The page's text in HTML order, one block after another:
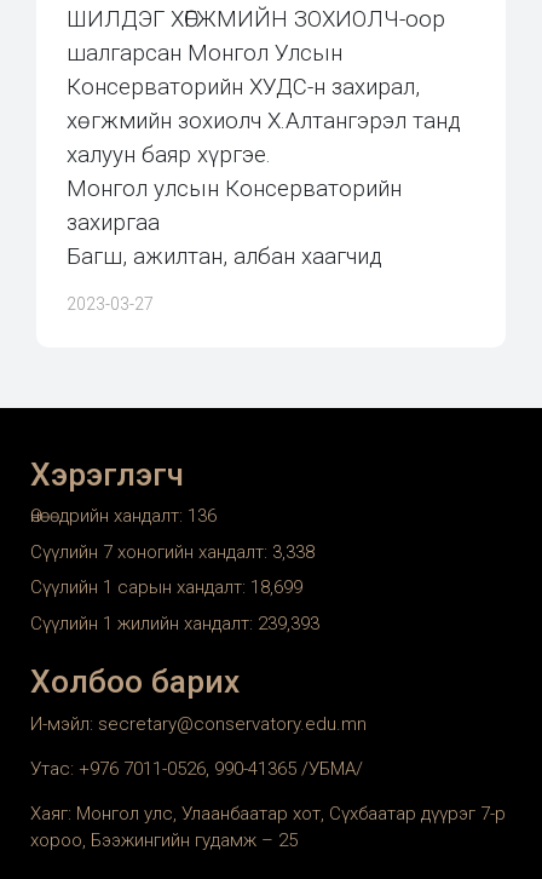
ШИЛДЭГ ХӨГЖМИЙН ЗОХИОЛЧ-оор
шалгарсан Монгол Улсын
Консерваторийн ХУДС-н захирал,
хөгжмийн зохиолч Х.Алтангэрэл танд
халуун баяр хүргэе.
Монгол улсын Консерваторийн
захиргаа
Багш, ажилтан, албан хаагчид
2023-03-27
Хэрэглэгч
Өнөөдрийн хандалт: 136
Сүүлийн 7 хоногийн хандалт: 3,338
Сүүлийн 1 сарын хандалт: 18,699
Сүүлийн 1 жилийн хандалт: 239,393
Холбоо барих
И-мэйл: secretary@conservatory.edu.mn
Утас: +976 7011-0526, 990-41365 /УБМА/
Хаяг: Монгол улс, Улаанбаатар хот, Сүхбаатар дүүрэг 7-р
хороо, Бээжингийн гудамж – 25